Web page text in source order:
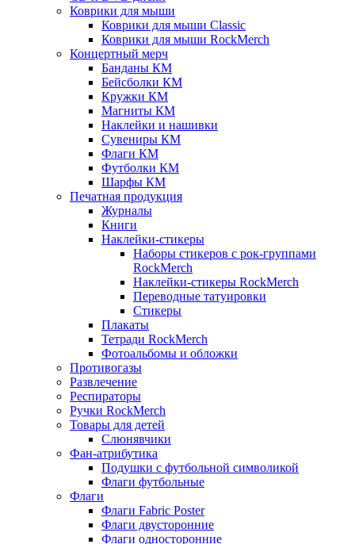
Коврики для мыши
Коврики для мыши Classic
Коврики для мыши RockMerch
Концертный мерч
Банданы КМ
Бейсболки КМ
Кружки КМ
Магниты КМ
Наклейки и нашивки
Сувениры КМ
Флаги КМ
Футболки КМ
Шарфы КМ
Печатная продукция
Журналы
Книги
Наклейки-стикеры
Наборы стикеров с рок-группами
RockMerch
Наклейки-стикеры RockMerch
Переводные татуировки
Стикеры
Плакаты
Тетради RockMerch
Фотоальбомы и обложки
Противогазы
Развлечение
Респираторы
Ручки RockMerch
Товары для детей
Слюнявчики
Фан-атрибутика
Подушки с футбольной символикой
Флаги футбольные
Флаги
Флаги Fabric Poster
Флаги двусторонние
Флаги односторонние